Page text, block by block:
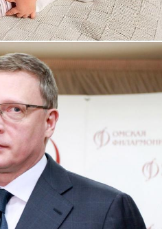
в губернаторы
Леонидовича
проект